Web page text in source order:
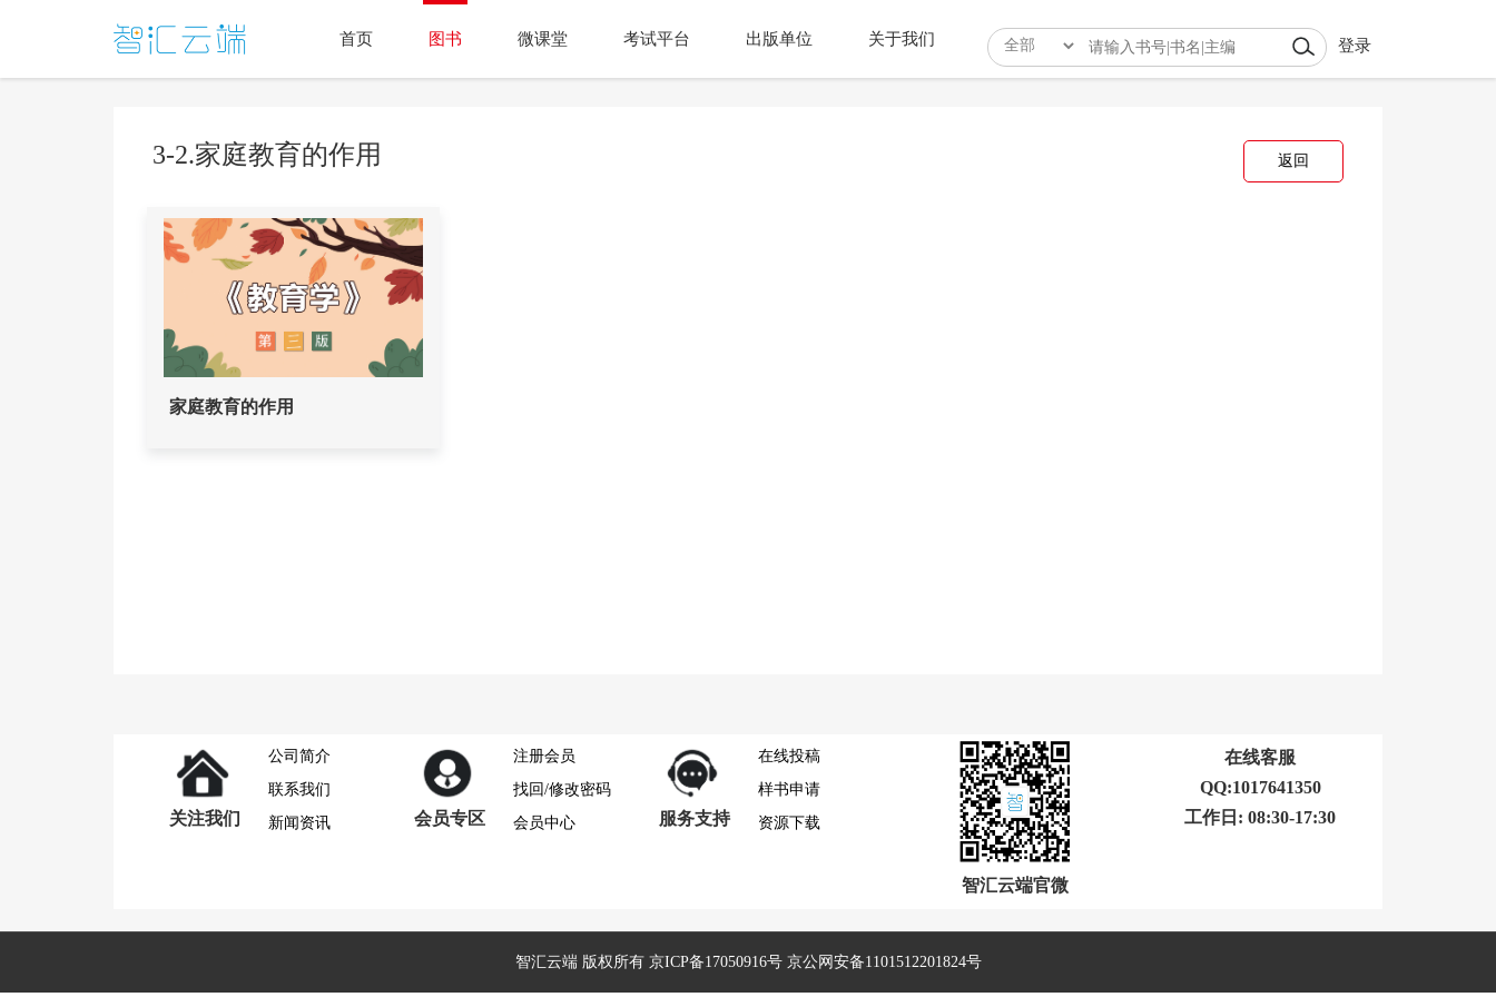
登录
首页 图书 微课堂 考试平台 出版单位 关于我们
3-2.家庭教育的作用 返回
家庭教育的作用
关注我们
公司简介
联系我们
新闻资讯
会员专区
注册会员
找回/修改密码
会员中心
服务支持
在线投稿
样书申请
资源下载
智汇云端官微
在线客服
QQ:1017641350
工作日: 08:30-17:30
智汇云端 版权所有 京ICP备17050916号 京公网安备1101512201824号